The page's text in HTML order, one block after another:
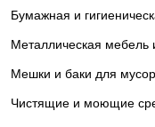
Бумажная и
Металлическая мебель
Мешки и баки для
Чистящие и моющие